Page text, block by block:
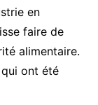
en
faire de
alimentaire.
ont été